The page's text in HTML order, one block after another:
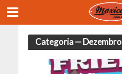
Categoria — Dezembro